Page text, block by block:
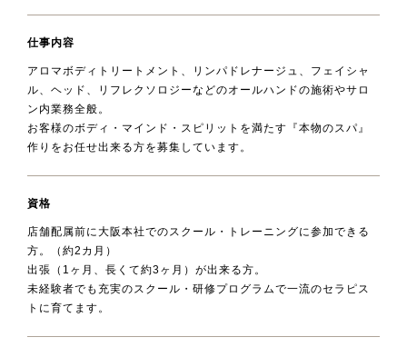
仕事内容
アロマボディトリートメント、リンパドレナージュ、フェイシャ
ル、ヘッド、リフレクソロジーなどのオールハンドの施術やサロ
ン内業務全般。
お客様のボディ・マインド・スピリットを満たす『本物のスパ』
作りをお任せ出来る方を募集しています。
資格
店舗配属前に大阪本社でのスクール・トレーニングに参加できる
方。（約2カ月）
出張（1ヶ月、長くて約3ヶ月）が出来る方。
未経験者でも充実のスクール・研修プログラムで一流のセラピス
トに育てます。